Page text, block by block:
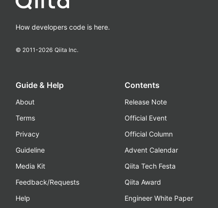
How developers code is here.
© 2011-2026 Qiita Inc.
Guide & Help
About
Terms
Privacy
Guideline
Media Kit
Feedback/Requests
Help
Contents
Release Note
Official Event
Official Column
Advent Calendar
Qiita Tech Festa
Qiita Award
Engineer White Paper